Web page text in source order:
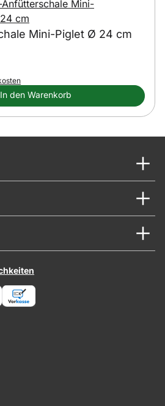
Mini-Piglet Ø 24 cm
In den Warenkorb